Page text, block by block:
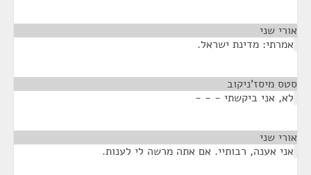
אורי שני
אמרתי: מדינת ישראל.
סטס מיסז'ניקוב
לא, אני ביקשתי - - -
אורי שני
אני אענה, רבותיי. אם אתה מרשה לי לענות.